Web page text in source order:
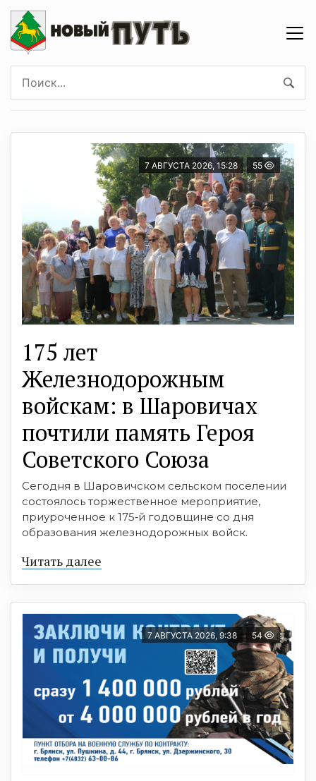
7 АВГУСТА 2026, 15:28 55
175 лет
Железнодорожным
войскам: в Шаровичах
почтили память Героя
Советского Союза
Сегодня в Шаровичском сельском поселении
состоялось торжественное мероприятие,
приуроченное к 175‑й годовщине со дня
образования железнодорожных войск.
Читать далее
7 АВГУСТА 2026, 9:38 54